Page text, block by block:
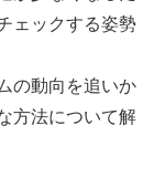
ェックする姿勢
の動向を追いか
方法について解